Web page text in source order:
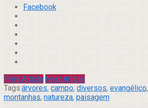
Compartilhar
Facebook
Prev Article Next Article
Tags:árvores, campo, diversos, evangélico,
montanhas, natureza, paisagem